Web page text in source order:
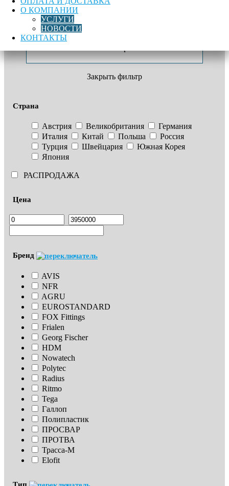
О КОМПАНИИ
УСЛУГИ
НОВОСТИ
КОНТАКТЫ
М16
Лучшая цена Доставка по России
Метизы,Метрический крепеж
пружинная оцинкованная
Закрыть фильтр
Страна
Австрия Великобритания
Германия
Италия
Китай Польша
Россия
Турция
Швейцария
Южная Корея
Япония
РАСПРОДАЖА
Цена
Бренд
AVIS
NFR
AGRU
EUROSTANDARD
FOX Fittings
Frialen
Georg Fischer
HDM
Nowatech
Polytec
Radius
Ritmo
Tega
Галлоп
Полипластик
ПРОСВАР
ПРОТВА
Трасса-М
Elofit
Тип